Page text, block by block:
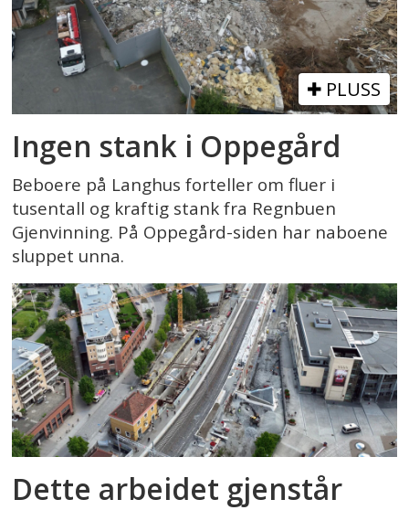
PLUSS
Ingen stank i Oppegård
Beboere på Langhus forteller om fluer i
tusentall og kraftig stank fra Regnbuen
Gjenvinning. På Oppegård-siden har naboene
sluppet unna.
Dette arbeidet gjenstår